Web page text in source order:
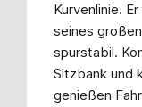
Kurvenlinie.
seines
spurstabil.
Sitzbank und
genießen